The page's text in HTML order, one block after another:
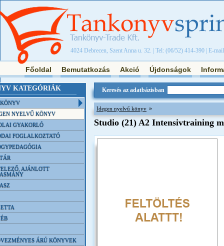
4024 Debrecen, Szent Anna u. 32. | Tel: (06/52) 414-390 | E-
Főoldal Bemutatkozás Akció Újdonságok
KATEGÓRIÁK
NYELVŰ KÖNYV
GYAKORLÓ
FOGLALKOZTATÓ
AJÁNLOTT
ÁRÚ KÖNYVEK
Keresés az adatbázisban
Idegen nyelvű könyv »
Studio (21) A2 Intensivtraining